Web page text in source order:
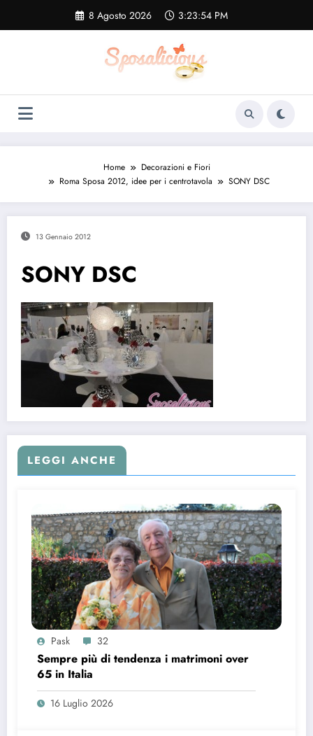
contenuto
8 Agosto 2026 3:23:55 PM
Home
Decorazioni e Fiori
Roma Sposa 2012, idee per i centrotavola
SONY DSC
13 Gennaio 2012
SONY DSC
LEGGI ANCHE
Pask 32
Sempre più di tendenza i matrimoni over
65 in Italia
16 Luglio 2026